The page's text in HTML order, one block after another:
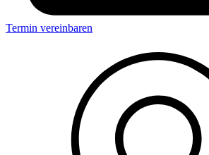
Termin vereinbaren